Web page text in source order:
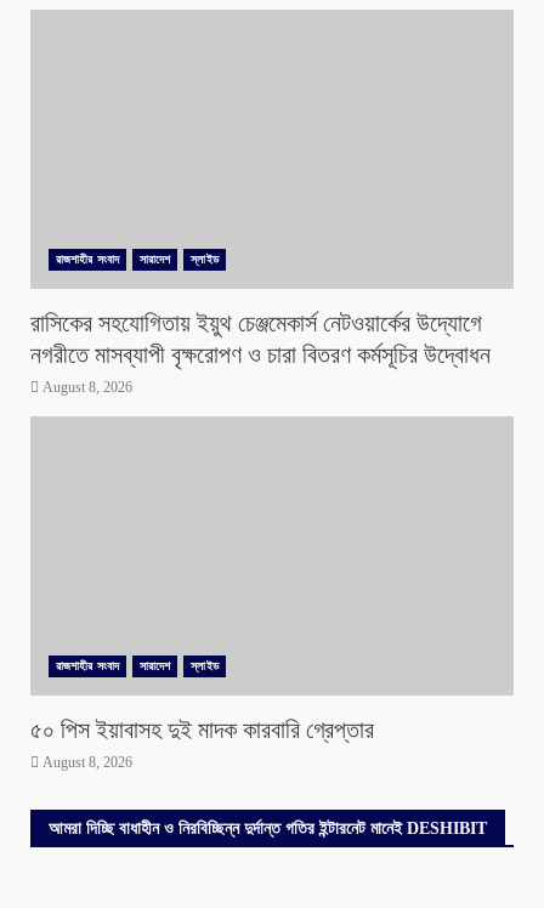
রাজশাহীর সংবাদ সারাদেশ স্লাইড
রাসিকের সহযোগিতায় ইয়ুথ চেঞ্জমেকার্স নেটওয়ার্কের উদ্যোগে
নগরীতে মাসব্যাপী বৃক্ষরোপণ ও চারা বিতরণ কর্মসূচির উদ্বোধন
August 8, 2026
রাজশাহীর সংবাদ সারাদেশ স্লাইড
৫০ পিস ইয়াবাসহ দুই মাদক কারবারি গ্রেপ্তার
August 8, 2026
আমরা দিচ্ছি বাধাহীন ও নিরবিচ্ছিন্ন দুর্দান্ত গতির ইন্টারনেট মানেই DESHIBIT